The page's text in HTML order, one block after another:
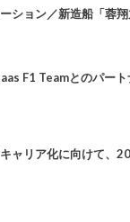
ション／新造船「蓉
F1 Teamとのパー
キャリア化に向けて、